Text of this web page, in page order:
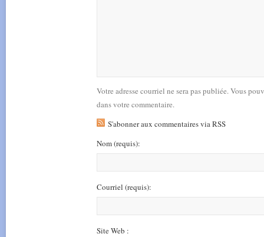
Votre adresse courriel ne sera pas publiée. Vous
dans votre commentaire.
S'abonner aux commentaires via RSS
Nom(requis):
Courriel (requis):
Site Web :